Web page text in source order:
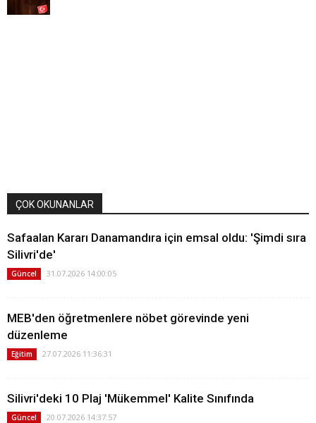
ÇOK OKUNANLAR
Safaalan Kararı Danamandıra için emsal oldu: 'Şimdi sıra
Silivri'de'
Güncel 31.07.2026 14:00:05
MEB'den öğretmenlere nöbet görevinde yeni
düzenleme
Eğitim 27.07.2026 11:36:31
Silivri'deki 10 Plaj 'Mükemmel' Kalite Sınıfında
Güncel 20.07.2026 14:37:57